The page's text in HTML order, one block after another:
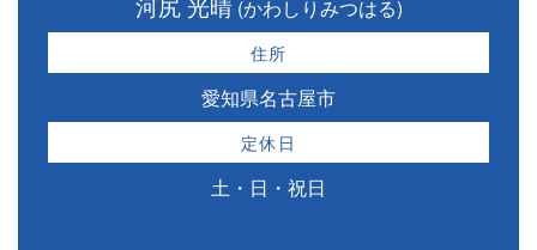
(かわしりみつはる)
住所
愛知県名古屋市
定休日
土・日・祝日